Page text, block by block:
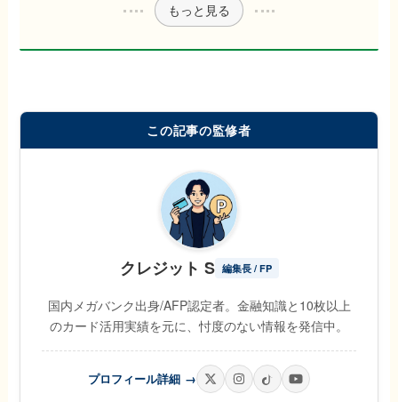
もっと見る
この記事の監修者
クレジット S 編集長 / FP
国内メガバンク出身/AFP認定者。金融知識と10枚以上
のカード活用実績を元に、忖度のない情報を発信中。
プロフィール詳細 →